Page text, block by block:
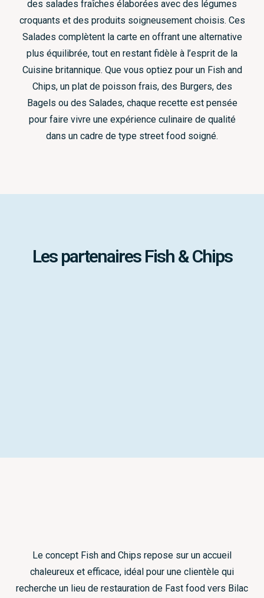
des salades fraîches élaborées avec des légumes
croquants et des produits soigneusement choisis. Ces
Salades complètent la carte en offrant une alternative
plus équilibrée, tout en restant fidèle à l’esprit de la
Cuisine britannique. Que vous optiez pour un Fish and
Chips, un plat de poisson frais, des Burgers, des
Bagels ou des Salades, chaque recette est pensée
pour faire vivre une expérience culinaire de qualité
dans un cadre de type street food soigné.
Les partenaires Fish & Chips
Le concept Fish and Chips repose sur un accueil
chaleureux et efficace, idéal pour une clientèle qui
recherche un lieu de restauration de Fast food vers Bilac